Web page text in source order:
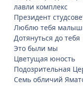
лавли комплекс
Президент
Люблю тебя
Дотянуться до тебя
Это были мы
Цветущая юность
Подозрительная
Семь обличий